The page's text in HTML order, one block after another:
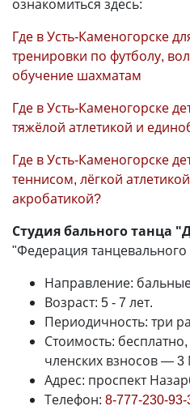
ознакомиться здесь:
Где в Усть-Каменогорске
тренировки по футболу,
обучение шахматам
Где в Усть-Каменогорске
тяжёлой атлетикой и
Где в Усть-Каменогорске
теннисом, лёгкой
акробатикой?
Студия бального танца
"Федерация
Направление:
Возраст: 5 - 7 лет.
Периодичность: три
Стоимость:
членских взносов—3
Адрес: проспект
Телефон: 8-777-230-